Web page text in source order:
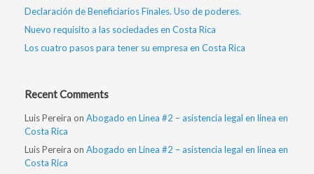
Declaración de Beneficiarios Finales. Uso de poderes.
Nuevo requisito a las sociedades en Costa Rica
Los cuatro pasos para tener su empresa en Costa Rica
Recent Comments
Luis Pereira on Abogado en Linea #2 – asistencia legal en linea en
Costa Rica
Luis Pereira on Abogado en Linea #2 – asistencia legal en linea en
Costa Rica